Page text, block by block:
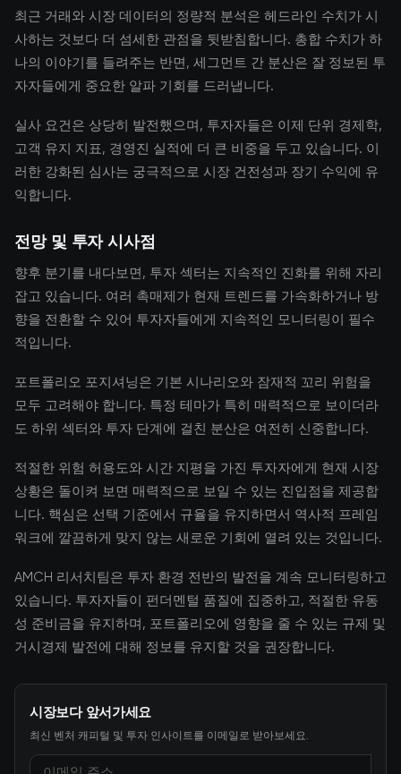
최근 거래와 시장 데이터의 정량적 분석은 헤드라인 수치가 시
사하는 것보다 더 섬세한 관점을 뒷받침합니다. 총합 수치가 하
나의 이야기를 들려주는 반면, 세그먼트 간 분산은 잘 정보된 투
자자들에게 중요한 알파 기회를 드러냅니다.
실사 요건은 상당히 발전했으며, 투자자들은 이제 단위 경제학,
고객 유지 지표, 경영진 실적에 더 큰 비중을 두고 있습니다. 이
러한 강화된 심사는 궁극적으로 시장 건전성과 장기 수익에 유
익합니다.
전망 및 투자 시사점
향후 분기를 내다보면, 투자 섹터는 지속적인 진화를 위해 자리
잡고 있습니다. 여러 촉매제가 현재 트렌드를 가속화하거나 방
향을 전환할 수 있어 투자자들에게 지속적인 모니터링이 필수
적입니다.
포트폴리오 포지셔닝은 기본 시나리오와 잠재적 꼬리 위험을
모두 고려해야 합니다. 특정 테마가 특히 매력적으로 보이더라
도 하위 섹터와 투자 단계에 걸친 분산은 여전히 신중합니다.
적절한 위험 허용도와 시간 지평을 가진 투자자에게 현재 시장
상황은 돌이켜 보면 매력적으로 보일 수 있는 진입점을 제공합
니다. 핵심은 선택 기준에서 규율을 유지하면서 역사적 프레임
워크에 깔끔하게 맞지 않는 새로운 기회에 열려 있는 것입니다.
AMCH 리서치팀은 투자 환경 전반의 발전을 계속 모니터링하고
있습니다. 투자자들이 펀더멘털 품질에 집중하고, 적절한 유동
성 준비금을 유지하며, 포트폴리오에 영향을 줄 수 있는 규제 및
거시경제 발전에 대해 정보를 유지할 것을 권장합니다.
시장보다 앞서가세요
최신 벤처 캐피털 및 투자 인사이트를 이메일로 받아보세요.